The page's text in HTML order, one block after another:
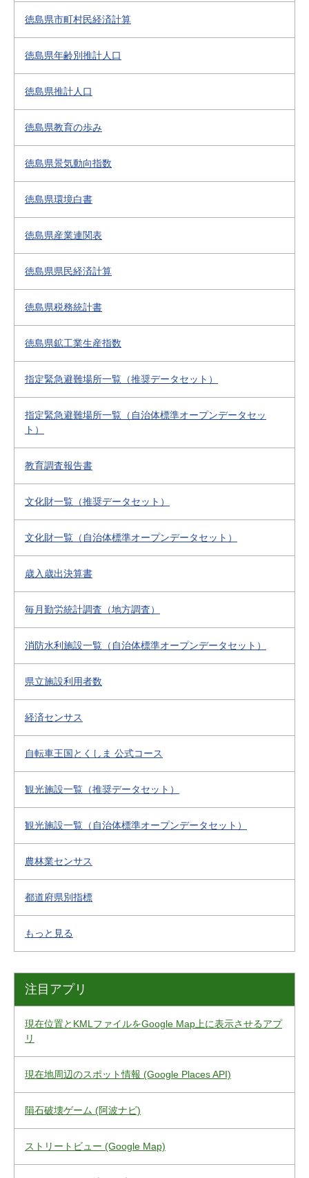
徳島県市町村民経済計算
徳島県年齢別推計人口
徳島県推計人口
徳島県教育の歩み
徳島県景気動向指数
徳島県環境白書
徳島県産業連関表
徳島県県民経済計算
徳島県税務統計書
徳島県鉱工業生産指数
指定緊急避難場所一覧（推奨データセット）
指定緊急避難場所一覧（自治体標準オープンデータセッ
ト）
教育調査報告書
文化財一覧（推奨データセット）
文化財一覧（自治体標準オープンデータセット）
歳入歳出決算書
毎月勤労統計調査（地方調査）
消防水利施設一覧（自治体標準オープンデータセット）
県立施設利用者数
経済センサス
自転車王国とくしま 公式コース
観光施設一覧（推奨データセット）
観光施設一覧（自治体標準オープンデータセット）
農林業センサス
都道府県別指標
もっと見る
注目アプリ
現在位置とKMLファイルをGoogle Map上に表示させるアプ
リ
現在地周辺のスポット情報 (Google Places API)
隕石破壊ゲーム (阿波ナビ)
ストリートビュー (Google Map)